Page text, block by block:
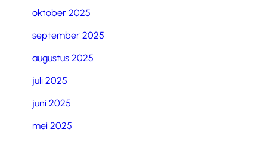
oktober 2025
september 2025
augustus 2025
juli 2025
juni 2025
mei 2025